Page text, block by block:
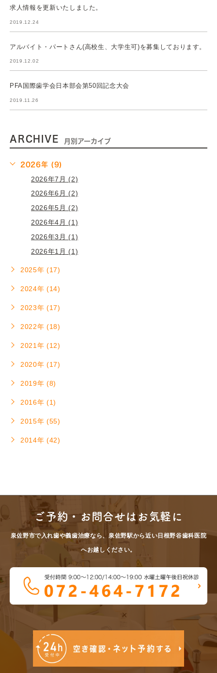
求人情報を更新いたしました。
2019.12.24
アルバイト・パートさん(高校生、大学生可)を募集しております。
2019.12.02
PFA国際歯学会日本部会第50回記念大会
2019.11.26
ARCHIVE 月別アーカイブ
2026年 (9)
2026年7月 (2)
2026年6月 (2)
2026年5月 (2)
2026年4月 (1)
2026年3月 (1)
2026年1月 (1)
2025年 (17)
2024年 (14)
2023年 (17)
2022年 (18)
2021年 (12)
2020年 (17)
2019年 (8)
2016年 (1)
2015年 (55)
2014年 (42)
ご予約・お問合せはお気軽に
泉佐野市で入れ歯や義歯治療なら、泉佐野駅から近い日根野谷歯科医院
へお越しください。